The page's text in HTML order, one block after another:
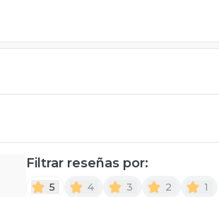
Filtrar reseñas por:
5 4 3 2
1